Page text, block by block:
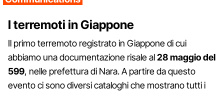
I terremoti in Giappone
Il primo terremoto registrato in Giappone di cui
abbiamo una documentazione risale al28 maggio del
599, nelle prefettura di Nara. A partire da questo
evento ci sono diversi cataloghi che mostrano tutti i